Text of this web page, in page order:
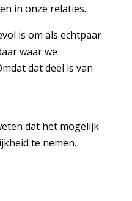
in onze relaties.
is om als echtpaar
waar we
dat deel is van
dat het mogelijk
te nemen.